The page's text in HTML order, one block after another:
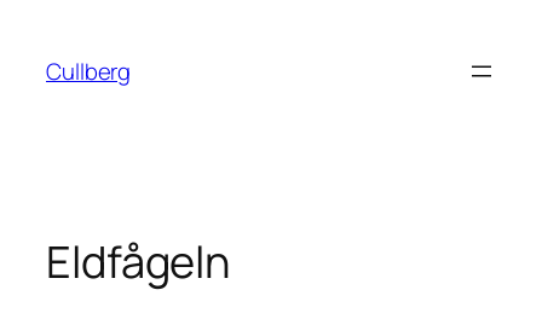
innehåll
Cullberg
Eldfågeln